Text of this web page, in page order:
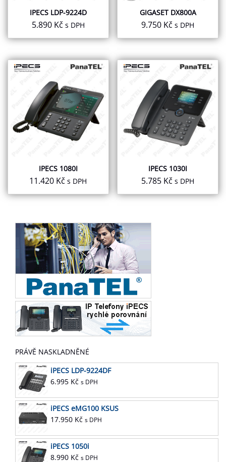
IPECS LDP-9224D
5.890 Kč s DPH
GIGASET DX800A
9.750 Kč s DPH
IPECS 1080I
11.420 Kč s DPH
IPECS 1030I
5.785 Kč s DPH
PRÁVĚ NASKLADNĚNÉ
iPECS LDP-9224DF
6.995 Kč s DPH
iPECS eMG100 KSUS
17.950 Kč s DPH
iPECS 1050i
8.990 Kč s DPH